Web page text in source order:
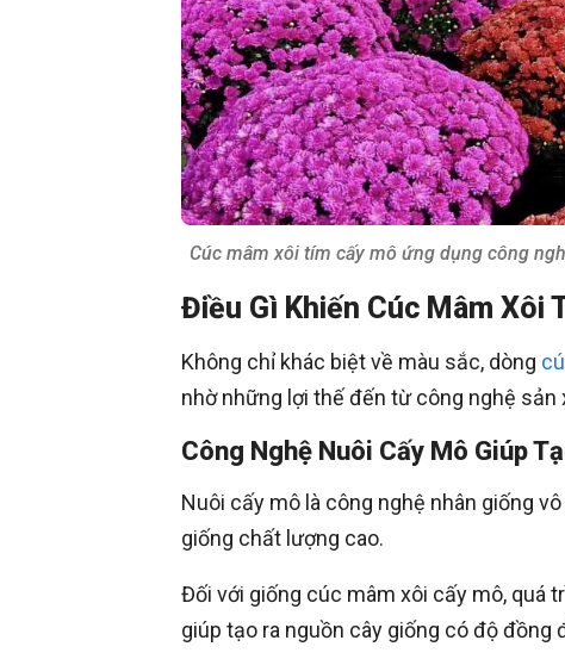
Cúc mâm xôi tím cấy mô ứng dụng công
Điều Gì Khiến Cúc Mâm Xôi
Không chỉ khác biệt về màu sắc, dòng
nhờ những lợi thế đến từ công nghệ sản
Công Nghệ Nuôi Cấy Mô Giúp
Nuôi cấy mô là công nghệ nhân giống
giống chất lượng cao.
Đối với giống cúc mâm xôi cấy mô, quá
giúp tạo ra nguồn cây giống có độ đồng